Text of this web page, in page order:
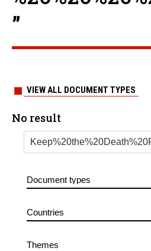
”
VIEW ALL DOCUMENT TYPES
No result